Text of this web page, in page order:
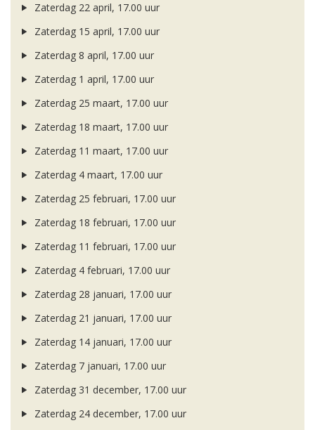
Zaterdag 22 april, 17.00 uur
Zaterdag 15 april, 17.00 uur
Zaterdag 8 april, 17.00 uur
Zaterdag 1 april, 17.00 uur
Zaterdag 25 maart, 17.00 uur
Zaterdag 18 maart, 17.00 uur
Zaterdag 11 maart, 17.00 uur
Zaterdag 4 maart, 17.00 uur
Zaterdag 25 februari, 17.00 uur
Zaterdag 18 februari, 17.00 uur
Zaterdag 11 februari, 17.00 uur
Zaterdag 4 februari, 17.00 uur
Zaterdag 28 januari, 17.00 uur
Zaterdag 21 januari, 17.00 uur
Zaterdag 14 januari, 17.00 uur
Zaterdag 7 januari, 17.00 uur
Zaterdag 31 december, 17.00 uur
Zaterdag 24 december, 17.00 uur